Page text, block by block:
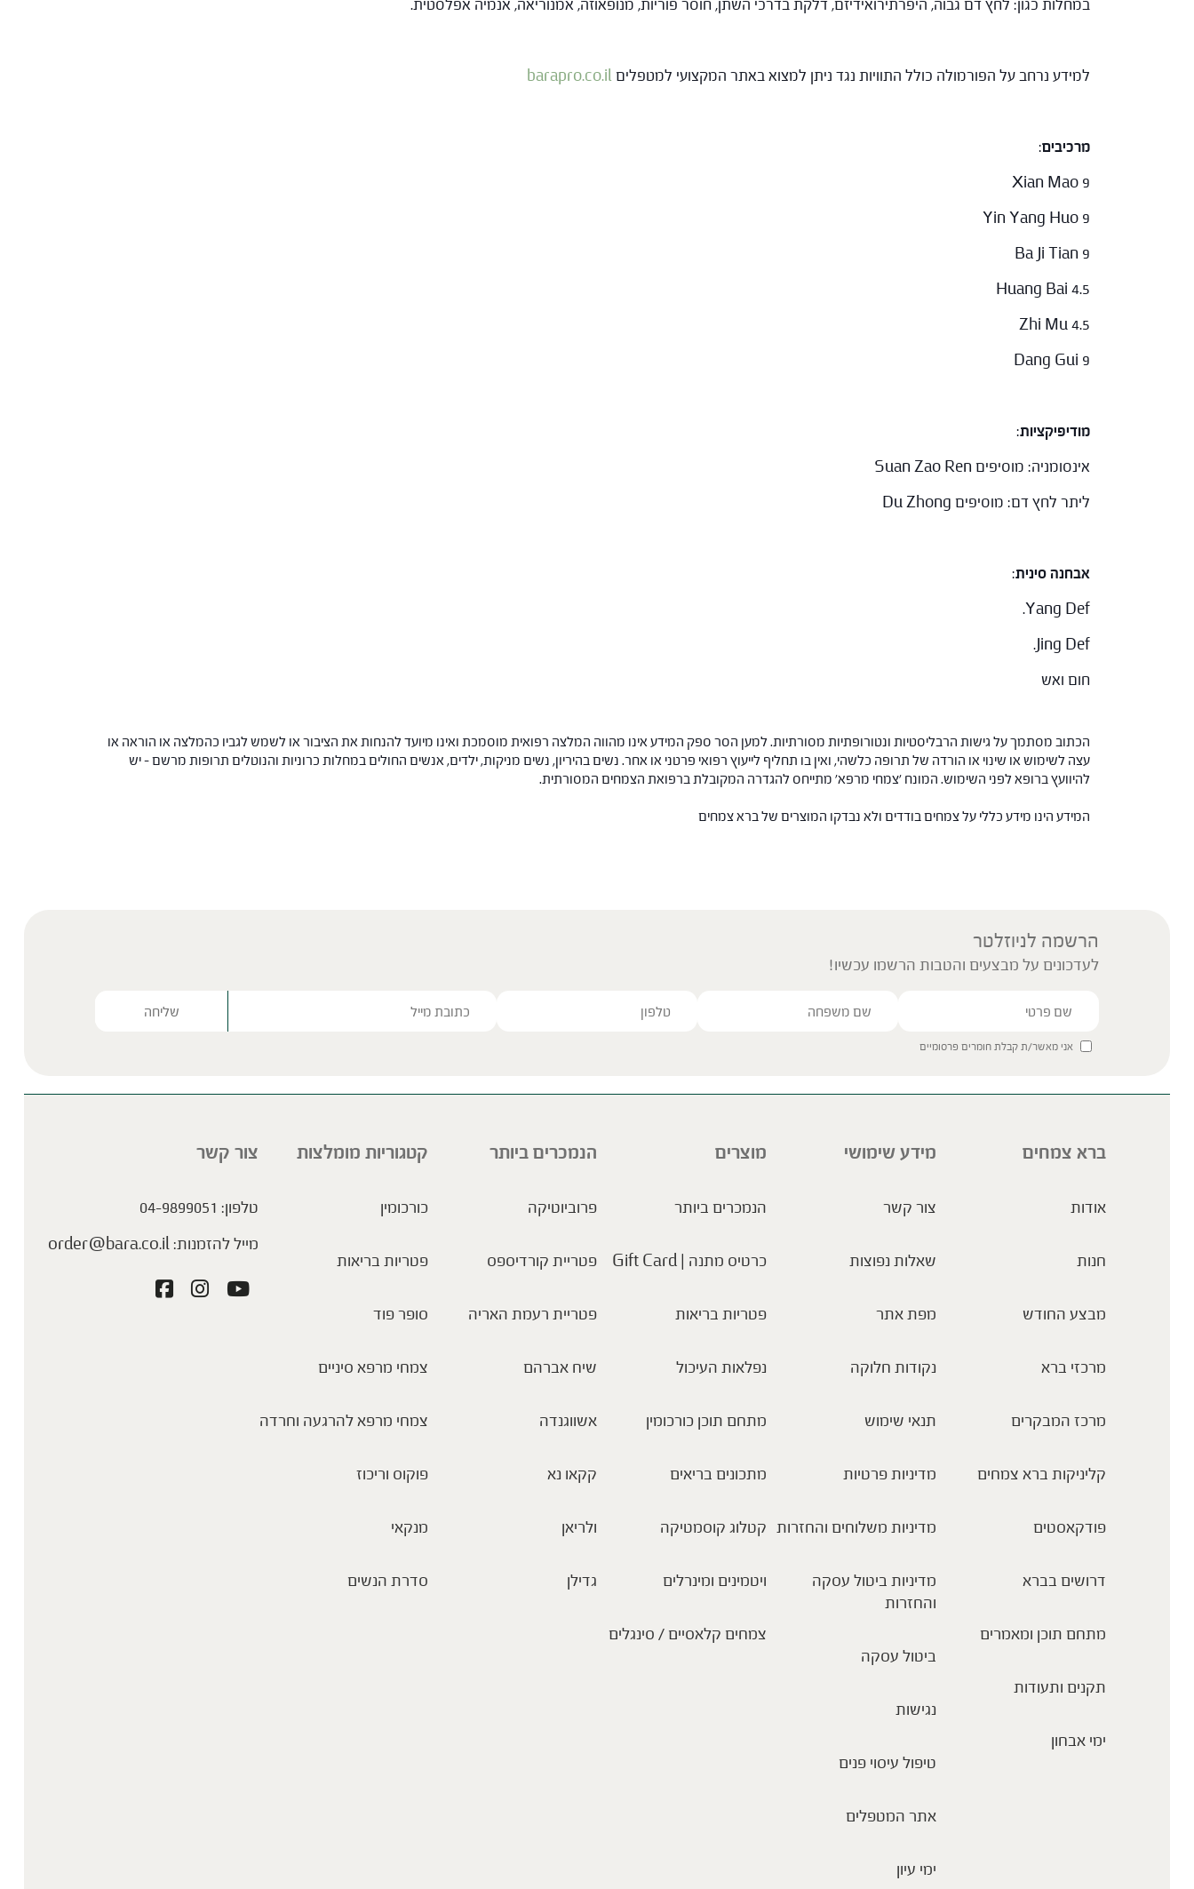
במחלות כגון: לחץ דם גבוה, היפרתירואידיזם, דלקת בדרכי השתן, חוסר פוריות, מנופאוזה, אמנוריאה, אנמיה אפלסטית.
למידע נרחב על הפורמולה כולל התוויות נגד ניתן למצוא באתר המקצועי למטפליםbarapro.co.il
מרכיבים:
Xian Mao 9
Yin Yang Huo 9
Ba Ji Tian 9
Huang Bai 4.5
Zhi Mu 4.5
Dang Gui 9
מודיפיקציות:
אינסומניה: מוסיפים Suan Zao Ren
ליתר לחץ דם: מוסיפים Du Zhong
אבחנה סינית:
Yang Def.
Jing Def.
חום ואש
הכתוב מסתמך על גישות הרבליסטיות ונטורופתיות מסורתיות. למען הסר ספק המידע אינו מהווה המלצה רפואית מוסמכת ואינו מיועד להנחות את הציבור או לשמש לגביו כהמלצה או הוראה או
עצה לשימוש או שינוי או הורדה של תרופה כלשהי, ואין בו תחליף לייעוץ רפואי פרטני או אחר. נשים בהיריון, נשים מניקות, ילדים, אנשים החולים במחלות כרוניות והנוטלים תרופות מרשם – יש
להיוועץ ברופא לפני השימוש. המונח 'צמחי מרפא' מתייחס להגדרה המקובלת ברפואת הצמחים המסורתית.
המידע הינו מידע כללי על צמחים בודדים ולא נבדקו המוצרים של ברא צמחים
הרשמה לניוזלטר
לעדכונים על מבצעים והטבות הרשמו עכשיו!
אני מאשר/ת קבלת חומרים פרסומיים
ברא צמחים
אודות
חנות
מבצע החודש
מרכזי ברא
מרכז המבקרים
קליניקות ברא צמחים
פודקאסטים
דרושים בברא
מתחם תוכן ומאמרים
תקנים ותעודות
ימי אבחון
מידע שימושי
צור קשר
שאלות נפוצות
מפת אתר
נקודות חלוקה
תנאי שימוש
מדיניות פרטיות
מדיניות משלוחים והחזרות
מדיניות ביטול עסקה
והחזרות
ביטול עסקה
נגישות
טיפול עיסוי פנים
אתר המטפלים
ימי עיון
מוצרים
הנמכרים ביותר
כרטיס מתנה | Gift Card
פטריות בריאות
נפלאות העיכול
מתחם תוכן כורכומין
מתכונים בריאים
קטלוג קוסמטיקה
ויטמינים ומינרלים
צמחים קלאסיים / סינגלים
הנמכרים ביותר
פרוביוטיקה
פטריית קורדיספס
פטריית רעמת האריה
שיח אברהם
אשווגנדה
קקאו נא
ולריאן
גדילן
קטגוריות מומלצות
כורכומין
פטריות בריאות
סופר פוד
צמחי מרפא סיניים
צמחי מרפא להרגעה וחרדה
פוקוס וריכוז
מנקאי
סדרת הנשים
צור קשר
טלפון: 04-9899051
מייל להזמנות:order@bara.co.il